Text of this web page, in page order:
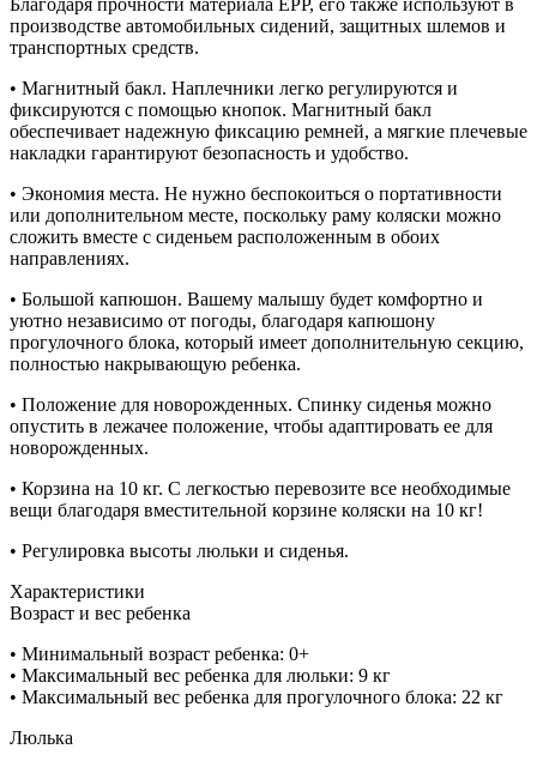
Благодаря прочности материала EPP, его также используют в
производстве автомобильных сидений, защитных шлемов и
транспортных средств.
• Магнитный бакл. Наплечники легко регулируются и
фиксируются с помощью кнопок. Магнитный бакл
обеспечивает надежную фиксацию ремней, а мягкие плечевые
накладки гарантируют безопасность и удобство.
• Экономия места. Не нужно беспокоиться о портативности
или дополнительном месте, поскольку раму коляски можно
сложить вместе с сиденьем расположенным в обоих
направлениях.
• Большой капюшон. Вашему малышу будет комфортно и
уютно независимо от погоды, благодаря капюшону
прогулочного блока, который имеет дополнительную секцию,
полностью накрывающую ребенка.
• Положение для новорожденных. Спинку сиденья можно
опустить в лежачее положение, чтобы адаптировать ее для
новорожденных.
• Корзина на 10 кг. С легкостью перевозите все необходимые
вещи благодаря вместительной корзине коляски на 10 кг!
• Регулировка высоты люльки и сиденья.
Характеристики
Возраст и вес ребенка
• Минимальный возраст ребенка: 0+
• Максимальный вес ребенка для люльки: 9 кг
• Максимальный вес ребенка для прогулочного блока: 22 кг
Люлька